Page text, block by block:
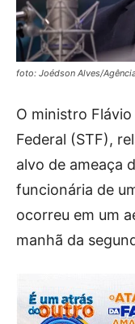
foto: Joédson Alves/
O ministro
Federal (STF),
alvo de ameaça
funcionária de
ocorreu em um
manhã da